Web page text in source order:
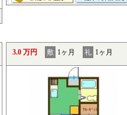
3.0 万円 敷 1ヶ月 礼 1ヶ月